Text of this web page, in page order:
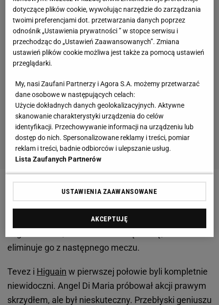
Niemcy zdyscyplinowani, zorganizowani i skupieni
popełniali. W 35. minucie ręką przed polem karnym
eliminuje go z następnego meczu.
Tevez i Higuain w pierwszej połowie byli kompletnie
niewidoczni. Angel Di Maria próbował akcji prawym
skrzydłem, ale był nieskuteczny. Przebłyski geniuszu
dotyczące plików cookie, wywołując narzędzie do zarządzania
twoimi preferencjami dot. przetwarzania danych poprzez
odnośnik „Ustawienia prywatności ” w stopce serwisu i
przechodząc do „Ustawień Zaawansowanych”. Zmiana
ustawień plików cookie możliwa jest także za pomocą ustawień
przeglądarki.
My, nasi Zaufani Partnerzy i Agora S.A. możemy przetwarzać
dane osobowe w następujących celach:
Użycie dokładnych danych geolokalizacyjnych. Aktywne
skanowanie charakterystyki urządzenia do celów
identyfikacji. Przechowywanie informacji na urządzeniu lub
dostęp do nich. Spersonalizowane reklamy i treści, pomiar
reklam i treści, badnie odbiorców i ulepszanie usług.
Lista Zaufanych Partnerów
USTAWIENIA ZAAWANSOWANE
AKCEPTUJĘ